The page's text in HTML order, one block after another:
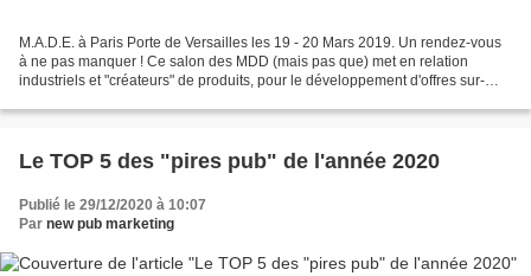
M.A.D.E. à Paris Porte de Versailles les 19 - 20 Mars 2019. Un rendez-vous
à ne pas manquer ! Ce salon des MDD (mais pas que) met en relation
industriels et "créateurs" de produits, pour le développement d'offres sur-
Le TOP 5 des "pires pub" de l'année 2020
Publié le 29/12/2020 à 10:07
Par new pub marketing